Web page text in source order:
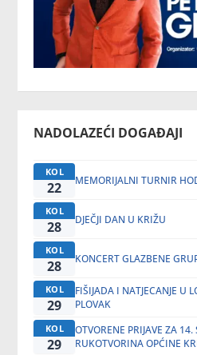
NADOLAZEĆI DOGAĐAJI
KOL
22 MEMORIJALNI TURNIR
KOL
28 DJEČJI DAN U KRIŽU
KOL
28 KONCERT GLAZBENE
KOL
29
FIŠIJADA I NATJECANJE U
PLOVAK
KOL
29
OTVORENE PRIJAVE ZA
RUKOTVORINA OPĆINE